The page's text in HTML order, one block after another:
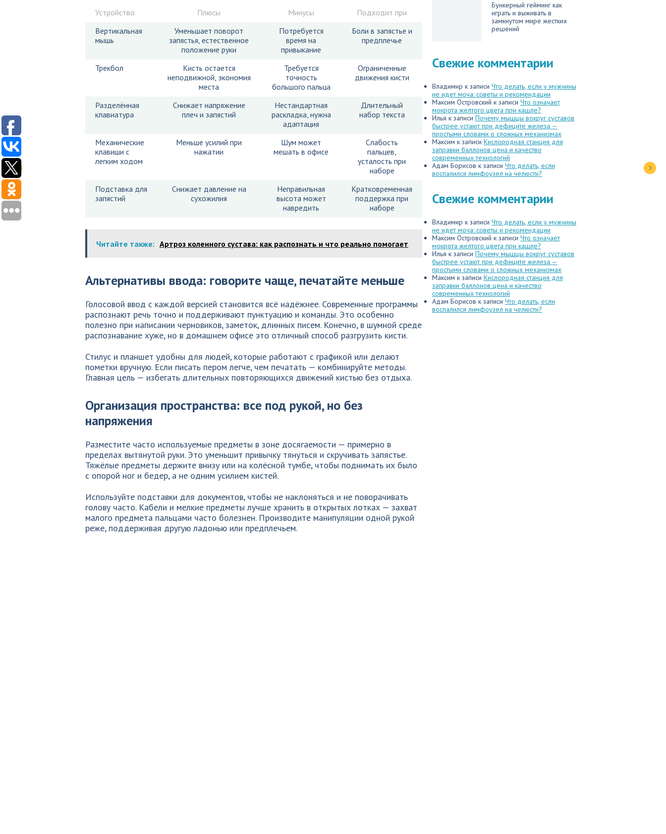
Устройство Плюсы Минусы
Подходит при
Вертикальная
мышь
Уменьшает поворот
запястья, естественное
положение руки
Потребуется
время на
привыкание
Боли в запястье и
предплечье
Трекбол
Кисть остается
неподвижной, экономия
места
Требуется
точность
большого пальца
Ограниченные
движения кисти
Разделённая
клавиатура
Снижает напряжение
плеч и запястий
Нестандартная
раскладка, нужна
адаптация
Длительный
набор текста
Механические
клавиши с
легким ходом
Меньше усилий при
нажатии
Шум может
мешать в офисе
Слабость
пальцев,
усталость при
наборе
Подставка для
запястий
Снижает давление на
сухожилия
Неправильная
высота может
навредить
Кратковременная
поддержка при
наборе
Читайте также: Артроз коленного сустава: как распознать и что реально помогает
Альтернативы ввода: говорите чаще, печатайте меньше
Голосовой ввод с каждой версией становится всё надёжнее. Современные программы
распознают речь точно и поддерживают пунктуацию и команды. Это особенно
полезно при написании черновиков, заметок, длинных писем. Конечно, в шумной среде
распознавание хуже, но в домашнем офисе это отличный способ разгрузить кисти.
Стилус и планшет удобны для людей, которые работают с графикой или делают
пометки вручную. Если писать пером легче, чем печатать — комбинируйте методы.
Главная цель — избегать длительных повторяющихся движений кистью без отдыха.
Организация пространства: все под рукой, но без
напряжения
Разместите часто используемые предметы в зоне досягаемости — примерно в
пределах вытянутой руки. Это уменьшит привычку тянуться и скручивать запястье.
Тяжёлые предметы держите внизу или на колёсной тумбе, чтобы поднимать их было
с опорой ног и бедер, а не одним усилием кистей.
Используйте подставки для документов, чтобы не наклоняться и не поворачивать
голову часто. Кабели и мелкие предметы лучше хранить в открытых лотках — захват
малого предмета пальцами часто болезнен. Производите манипуляции одной рукой
реже, поддерживая другую ладонью или предплечьем.
Бункерный гейминг как
играть и выживать в
замкнутом мире жестких
решений
Свежие комментарии
Владимир к записи Что делать, если у мужчины
не идет моча: советы и рекомендации
Максим Островский к записи Что означает
мокрота желтого цвета при кашле?
Илья к записи Почему мышцы вокруг суставов
быстрее устают при дефиците железа —
простыми словами о сложных механизмах
Максим к записи Кислородная станция для
заправки баллонов цена и качество
современных технологий
Адам Борисов к записи Что делать, если
воспалился лимфоузел на челюсти?
Свежие комментарии
Владимир к записи Что делать, если у мужчины
не идет моча: советы и рекомендации
Максим Островский к записи Что означает
мокрота желтого цвета при кашле?
Илья к записи Почему мышцы вокруг суставов
быстрее устают при дефиците железа —
простыми словами о сложных механизмах
Максим к записи Кислородная станция для
заправки баллонов цена и качество
современных технологий
Адам Борисов к записи Что делать, если
воспалился лимфоузел на челюсти?